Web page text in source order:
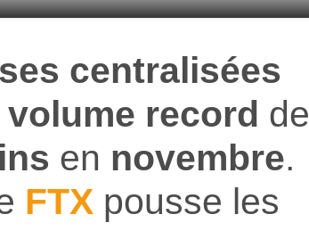
centralisées
volume record de
en novembre.
FTX pousse les